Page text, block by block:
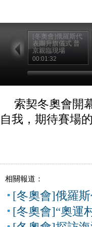
[冬奧會]俄羅斯代
表團升旗儀式 普
京親臨現場
00:01:32
索契冬奧會開
自我，期待賽場
相關報道：
[冬奧會]俄羅
[冬奧會]“奧運